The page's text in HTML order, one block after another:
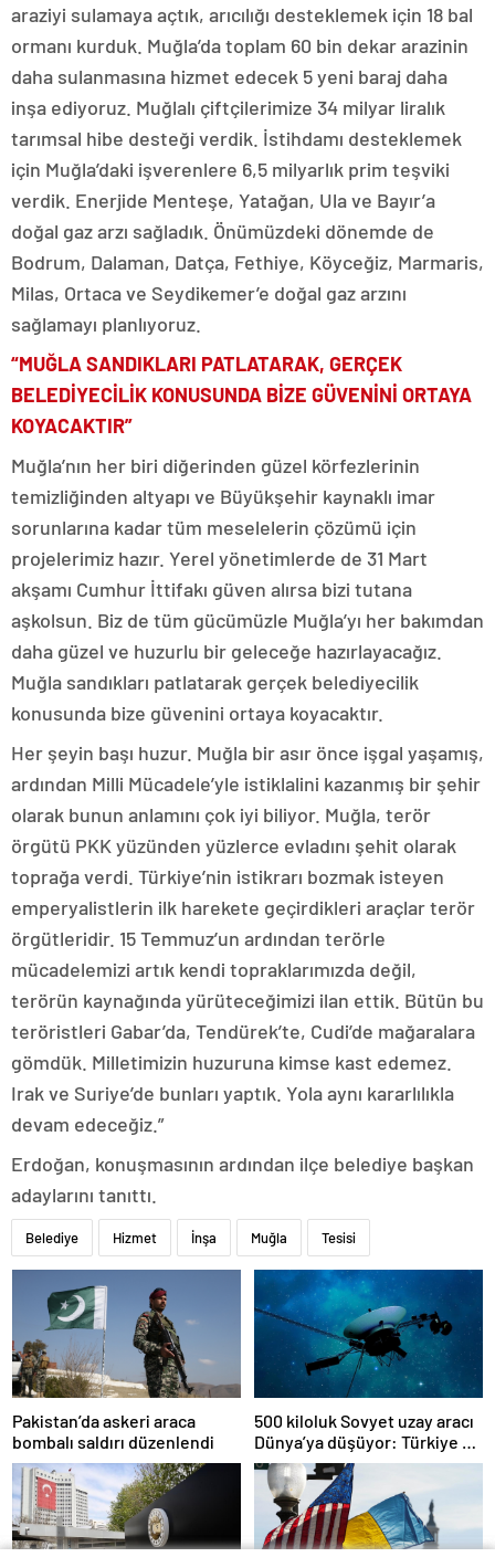
araziyi sulamaya açtık, arıcılığı desteklemek için 18 bal
ormanı kurduk. Muğla’da toplam 60 bin dekar arazinin
daha sulanmasına hizmet edecek 5 yeni baraj daha
inşa ediyoruz. Muğlalı çiftçilerimize 34 milyar liralık
tarımsal hibe desteği verdik. İstihdamı desteklemek
için Muğla’daki işverenlere 6,5 milyarlık prim teşviki
verdik. Enerjide Menteşe, Yatağan, Ula ve Bayır’a
doğal gaz arzı sağladık. Önümüzdeki dönemde de
Bodrum, Dalaman, Datça, Fethiye, Köyceğiz, Marmaris,
Milas, Ortaca ve Seydikemer’e doğal gaz arzını
sağlamayı planlıyoruz.
“MUĞLA SANDIKLARI PATLATARAK, GERÇEK
BELEDİYECİLİK KONUSUNDA BİZE GÜVENİNİ ORTAYA
KOYACAKTIR”
Muğla’nın her biri diğerinden güzel körfezlerinin
temizliğinden altyapı ve Büyükşehir kaynaklı imar
sorunlarına kadar tüm meselelerin çözümü için
projelerimiz hazır. Yerel yönetimlerde de 31 Mart
akşamı Cumhur İttifakı güven alırsa bizi tutana
aşkolsun. Biz de tüm gücümüzle Muğla’yı her bakımdan
daha güzel ve huzurlu bir geleceğe hazırlayacağız.
Muğla sandıkları patlatarak gerçek belediyecilik
konusunda bize güvenini ortaya koyacaktır.
Her şeyin başı huzur. Muğla bir asır önce işgal yaşamış,
ardından Milli Mücadele’yle istiklalini kazanmış bir şehir
olarak bunun anlamını çok iyi biliyor. Muğla, terör
örgütü PKK yüzünden yüzlerce evladını şehit olarak
toprağa verdi. Türkiye’nin istikrarı bozmak isteyen
emperyalistlerin ilk harekete geçirdikleri araçlar terör
örgütleridir. 15 Temmuz’un ardından terörle
mücadelemizi artık kendi topraklarımızda değil,
terörün kaynağında yürüteceğimizi ilan ettik. Bütün bu
teröristleri Gabar’da, Tendürek’te, Cudi’de mağaralara
gömdük. Milletimizin huzuruna kimse kast edemez.
Irak ve Suriye’de bunları yaptık. Yola aynı kararlılıkla
devam edeceğiz.”
Erdoğan, konuşmasının ardından ilçe belediye başkan
adaylarını tanıttı.
Belediye Hizmet İnşa Muğla Tesisi
Pakistan’da askeri araca
bombalı saldırı düzenlendi
500 kiloluk Sovyet uzay aracı
Dünya’ya düşüyor: Türkiye de
risk altında